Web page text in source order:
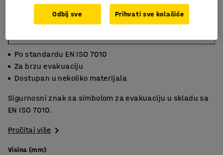
Po standardu EN ISO 7010
Za brzu evakuaciju
Dostupan u nekoliko materijala
Sigurnosni znak sa simbolom za evakuaciju u skladu sa
EN ISO 7010.
Pročitaj više
Visina (mm)
Odbij sve Prihvati sve kolačiće